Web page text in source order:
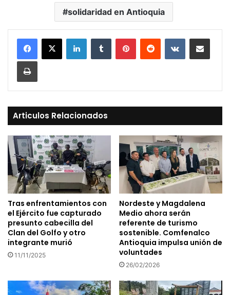
solidaridad en Antioquia
LinkedInTumblr PinterestReddit VKontakteCompartir vía Mail
Print
Articulos Relacionados
Tras enfrentamientos con
el Ejército fue capturado
presunto cabecilla del
Clan del Golfo y otro
integrante murió
11/11/2025
Nordeste y Magdalena
Medio ahora serán
referente de turismo
sostenible. Comfenalco
Antioquia impulsa unión de
voluntades
26/02/2026